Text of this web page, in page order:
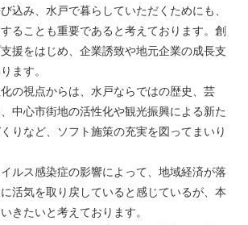
込み、水戸で暮らしていただくためにも、
ることも重要であると考えております。創
援をはじめ、企業誘致や地元企業の成長支
ます。
の視点からは、水戸ならではの歴史、芸
中心市街地の活性化や観光振興による新た
りなど、ソフト施策の充実を図ってまいり
ルス感染症の影響によって、地域経済が落
活気を取り戻していると感じているが、本
きたいと考えております。